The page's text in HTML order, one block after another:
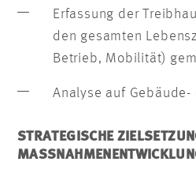
Erfassung der
den gesamten
Betrieb, Mobilität)
Analyse auf
STRATEGISCHE